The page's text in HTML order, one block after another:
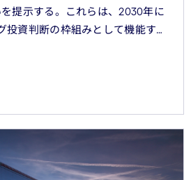
提示する。これらは、2030年に
投資判断の枠組みとして機能する